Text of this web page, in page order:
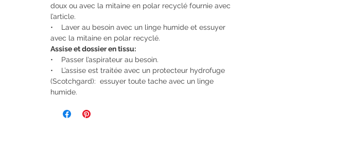
doux ou avec la mitaine en polar recyclé fournie avec
l’article.
• Laver au besoin avec un linge humide et essuyer
avec la mitaine en polar recyclé.
Assise et dossier en tissu:
• Passer l’aspirateur au besoin.
• L’assise est traitée avec un protecteur hydrofuge
(Scotchgard): essuyer toute tache avec un linge
humide.